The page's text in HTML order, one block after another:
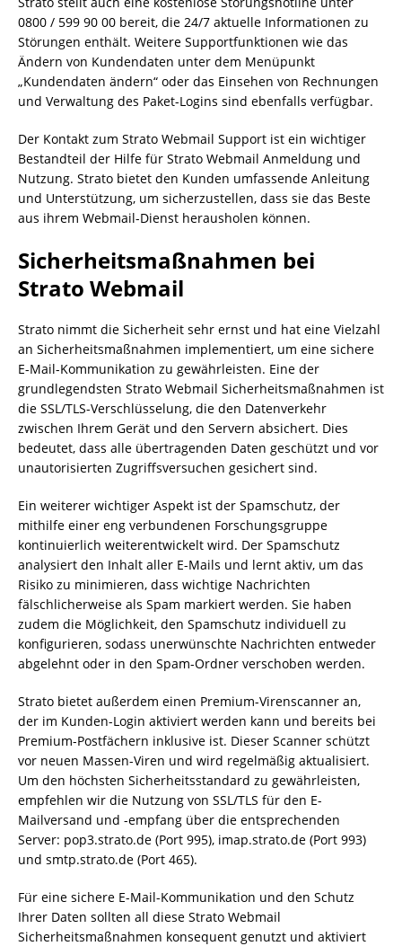
0800 / 599 90 00 bereit, die 24/7 aktuelle Informationen zu
Störungen enthält. Weitere Supportfunktionen wie das
Ändern von Kundendaten unter dem Menüpunkt
„Kundendaten ändern“ oder das Einsehen von Rechnungen
und Verwaltung des Paket-Logins sind ebenfalls verfügbar.
Der Kontakt zum Strato Webmail Support ist ein wichtiger
Bestandteil der Hilfe für Strato Webmail Anmeldung und
Nutzung. Strato bietet den Kunden umfassende Anleitung
und Unterstützung, um sicherzustellen, dass sie das Beste
aus ihrem Webmail-Dienst herausholen können.
Sicherheitsmaßnahmen bei
Strato Webmail
Strato nimmt die Sicherheit sehr ernst und hat eine Vielzahl
an Sicherheitsmaßnahmen implementiert, um eine sichere
E-Mail-Kommunikation zu gewährleisten. Eine der
grundlegendsten Strato Webmail Sicherheitsmaßnahmen ist
die SSL/TLS-Verschlüsselung, die den Datenverkehr
zwischen Ihrem Gerät und den Servern absichert. Dies
bedeutet, dass alle übertragenden Daten geschützt und vor
unautorisierten Zugriffsversuchen gesichert sind.
Ein weiterer wichtiger Aspekt ist der Spamschutz, der
mithilfe einer eng verbundenen Forschungsgruppe
kontinuierlich weiterentwickelt wird. Der Spamschutz
analysiert den Inhalt aller E-Mails und lernt aktiv, um das
Risiko zu minimieren, dass wichtige Nachrichten
fälschlicherweise als Spam markiert werden. Sie haben
zudem die Möglichkeit, den Spamschutz individuell zu
konfigurieren, sodass unerwünschte Nachrichten entweder
abgelehnt oder in den Spam-Ordner verschoben werden.
Strato bietet außerdem einen Premium-Virenscanner an,
der im Kunden-Login aktiviert werden kann und bereits bei
Premium-Postfächern inklusive ist. Dieser Scanner schützt
vor neuen Massen-Viren und wird regelmäßig aktualisiert.
Um den höchsten Sicherheitsstandard zu gewährleisten,
empfehlen wir die Nutzung von SSL/TLS für den E-
Mailversand und -empfang über die entsprechenden
Server: pop3.strato.de (Port 995), imap.strato.de (Port 993)
und smtp.strato.de (Port 465).
Für eine sichere E-Mail-Kommunikation und den Schutz
Ihrer Daten sollten all diese Strato Webmail
Sicherheitsmaßnahmen konsequent genutzt und aktiviert